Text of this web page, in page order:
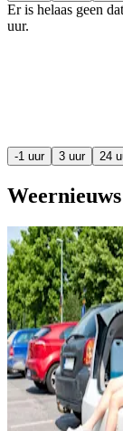
Er is helaas geen
uur.
-1 uur 3 uur 24
Weernieuws